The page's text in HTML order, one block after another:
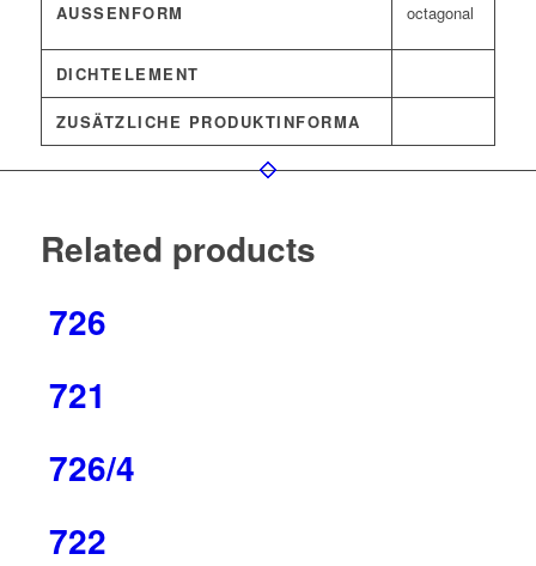
AUSSENFORM octagonal
DICHTELEMENT
ZUSÄTZLICHE PRODUKTINFORMA
Related products
726
721
726/4
722